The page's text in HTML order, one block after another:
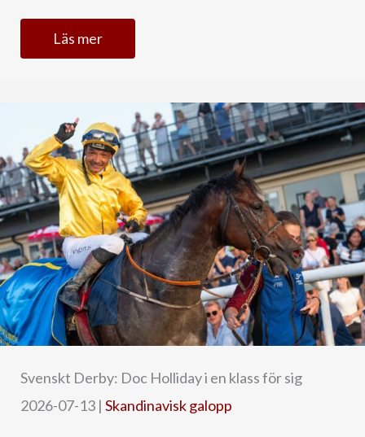
Läs mer
Svenskt Derby: Doc Holliday i en klass för sig
2026-07-13 | Skandinavisk galopp